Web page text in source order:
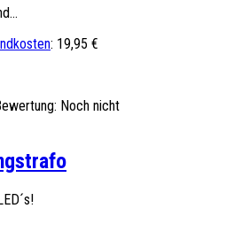
: 19,95 €
Noch nicht